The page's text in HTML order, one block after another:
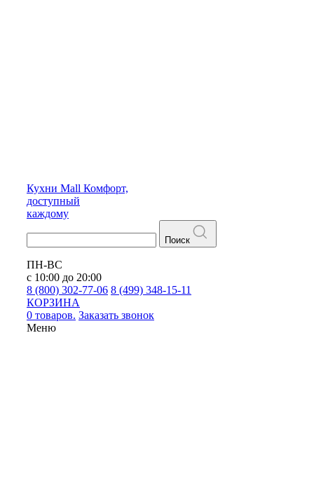
Кухни Mall Комфорт,
доступный
каждому
Поиск
ПН-ВС
с 10:00 до 20:00
8 (800) 302-77-06 8 (499) 348-15-11
КОРЗИНА
0 товаров. Заказать звонок
Меню